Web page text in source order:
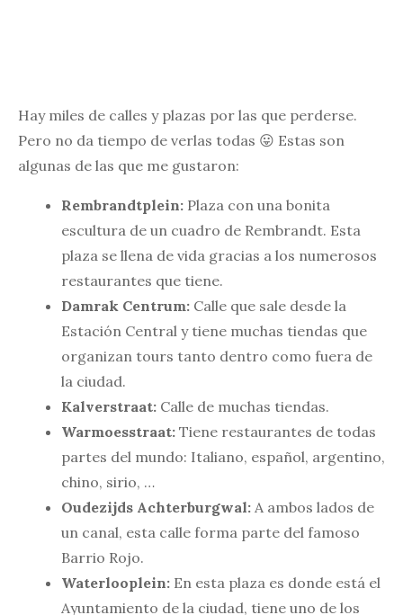
Hay miles de calles y plazas por las que perderse.
Pero no da tiempo de verlas todas 😛 Estas son
algunas de las que me gustaron:
Rembrandtplein: Plaza con una bonita
escultura de un cuadro de Rembrandt. Esta
plaza se llena de vida gracias a los numerosos
restaurantes que tiene.
Damrak Centrum: Calle que sale desde la
Estación Central y tiene muchas tiendas que
organizan tours tanto dentro como fuera de
la ciudad.
Kalverstraat: Calle de muchas tiendas.
Warmoesstraat: Tiene restaurantes de todas
partes del mundo: Italiano, español, argentino,
chino, sirio, …
Oudezijds Achterburgwal: A ambos lados de
un canal, esta calle forma parte del famoso
Barrio Rojo.
Waterlooplein: En esta plaza es donde está el
Ayuntamiento de la ciudad, tiene uno de los